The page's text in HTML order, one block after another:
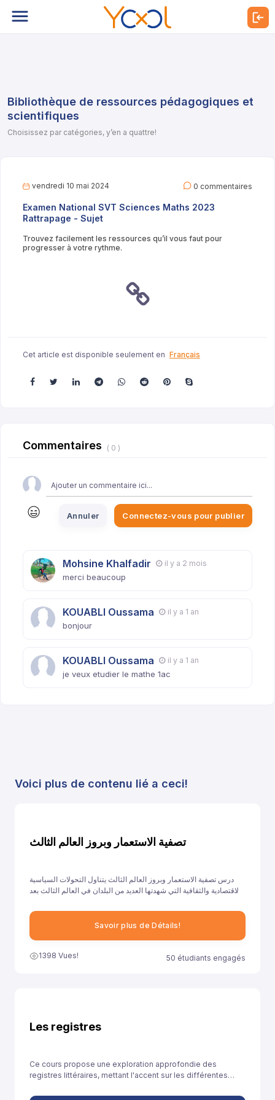
Bibliothèque de ressources pédagogiques et
scientifiques
Choisissez par catégories, y’en a quattre!
vendredi 10 mai 2024 0 commentaires
Examen National SVT Sciences Maths 2023
Rattrapage - Sujet
Trouvez facilement les ressources qu’il vous faut pour
progresser à votre rythme.
Cet article est disponible seulement en Français
Commentaires ( 0 )
Annuler Connectez-vous pour publier
Mohsine Khalfadir il y a 2 mois
merci beaucoup
KOUABLI Oussama il y a 1 an
bonjour
KOUABLI Oussama il y a 1 an
je veux etudier le mathe 1ac
Voici plus de contenu lié a ceci!
تصفية الاستعمار وبروز العالم الثالث
درس تصفية الاستعمار وبروز العالم الثالث يتناول التحولات السياسية
والاقتصادية والثقافية التي شهدتها العديد من البلدان في العالم الثالث بعد
Savoir plus de Détails!
1398 Vues! 50 étudiants engagés
Les registres
Ce cours propose une exploration approfondie des
registres littéraires, mettant l'accent sur les différentes
des effets spécifiques dans leurs œuvres.